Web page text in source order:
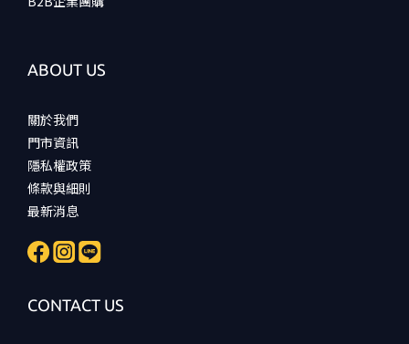
ABOUT US
關於我們
門市資訊
隱私權政策
條款與細則
最新消息
CONTACT US